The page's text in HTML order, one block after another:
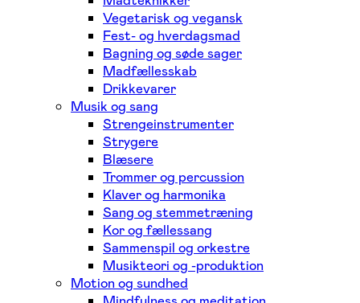
Vegetarisk og vegansk
Fest- og hverdagsmad
Bagning og søde sager
Madfællesskab
Drikkevarer
Musik og sang
Strengeinstrumenter
Strygere
Blæsere
Trommer og percussion
Klaver og harmonika
Sang og stemmetræning
Kor og fællessang
Sammenspil og orkestre
Musikteori og -produktion
Motion og sundhed